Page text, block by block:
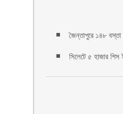
জৈন্তাপুরে ১৪৮ বস্তা
সিলেটে ৫ হাজার